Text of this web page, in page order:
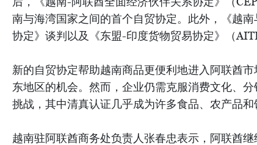
南与海湾国家之间的首个自贸协定。此外，《越
协定》谈判以及《东盟-印度货物贸易协定》（
新的自贸协定帮助越南商品更便利地进入阿联酋
东地区的机会。然而，企业仍需克服消费文化、
挑战，其中清真认证几乎成为许多食品、农产品和
越南驻阿联酋商务处负责人张春忠表示，阿联酋